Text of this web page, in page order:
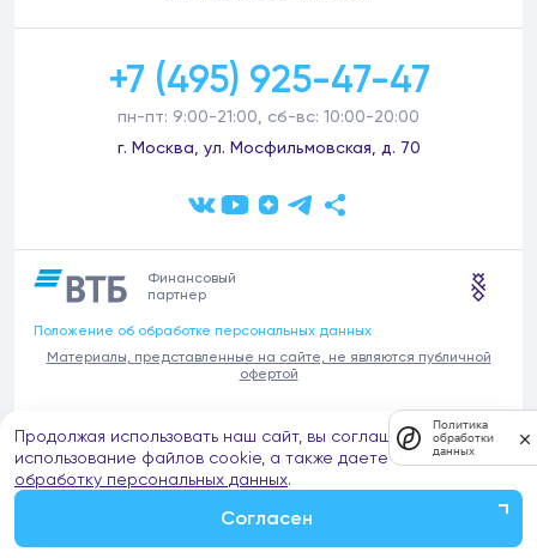
+7 (495) 925-47-47
пн-пт: 9:00-21:00, сб-вс: 10:00-20:00
г. Москва, ул. Мосфильмовская, д. 70
Финансовый
партнер
Положение об обработке персональных данных
Материалы, представленные на сайте, не являются публичной
офертой
В связи с участившимися случаями предложений частных услуг от
имени компании Донстрой (проведения ремонтов, продажи
отделочных материалов и т.п.), обращаем внимание на то, что
компания Донстрой не оказывает таких услуг, не имеет
представительств такого профиля и не обращается к частным
Продолжая использовать наш сайт, вы соглашаетесь на
использование файлов cookie, а также даете согласие на
обработку персональных данных.
Согласен
Политика
обработки
данных